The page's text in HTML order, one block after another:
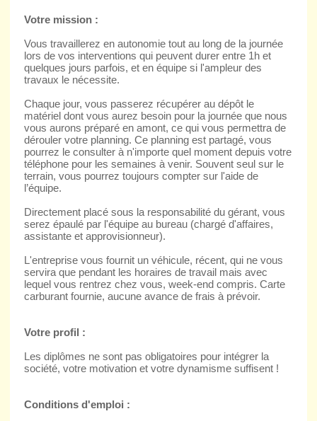
Votre mission :
Vous travaillerez en autonomie tout au long de la journée
lors de vos interventions qui peuvent durer entre 1h et
quelques jours parfois, et en équipe si l'ampleur des
travaux le nécessite.
Chaque jour, vous passerez récupérer au dépôt le
matériel dont vous aurez besoin pour la journée que nous
vous aurons préparé en amont, ce qui vous permettra de
dérouler votre planning. Ce planning est partagé, vous
pourrez le consulter à n'importe quel moment depuis votre
téléphone pour les semaines à venir. Souvent seul sur le
terrain, vous pourrez toujours compter sur l'aide de
l’équipe.
Directement placé sous la responsabilité du gérant, vous
serez épaulé par l'équipe au bureau (chargé d'affaires,
assistante et approvisionneur).
L'entreprise vous fournit un véhicule, récent, qui ne vous
servira que pendant les horaires de travail mais avec
lequel vous rentrez chez vous, week-end compris. Carte
carburant fournie, aucune avance de frais à prévoir.
Votre profil :
Les diplômes ne sont pas obligatoires pour intégrer la
société, votre motivation et votre dynamisme suffisent !
Conditions d'emploi :